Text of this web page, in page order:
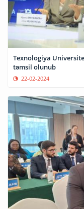
Texnologiya
təmsil olunub
22-02-2024